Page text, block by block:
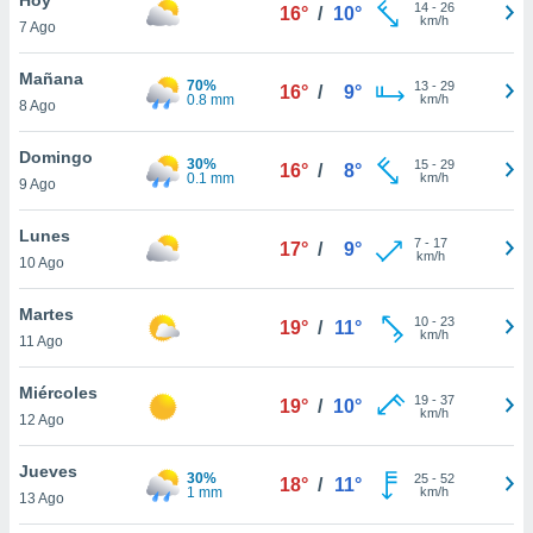
y
en
más
de
7 Ago
16° / 10° 14- 26
km/h
Mañana
8 Ago
70%
0.8 mm
16° / 9° 13- 29
km/h
Domingo
9 Ago
30%
0.1 mm
16° / 8° 15- 29
km/h
Lunes
10 Ago
17° / 9° 7- 17
km/h
Martes
11 Ago
19° / 11° 10- 23
km/h
Miércoles
12 Ago
19° / 10° 19- 37
km/h
Jueves
13 Ago
30%
1 mm
18° / 11° 25- 52
km/h